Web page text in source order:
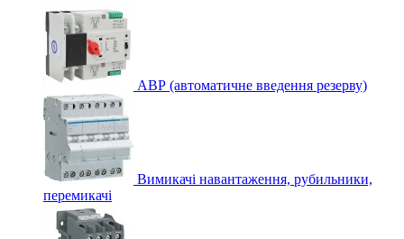
АВР (автоматичне введення резерву)
Вимикачі навантаження, рубильники,
перемикачі